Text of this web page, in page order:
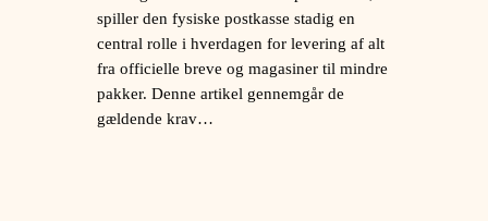
spiller den fysiske postkasse stadig en
central rolle i hverdagen for levering af alt
fra officielle breve og magasiner til mindre
pakker. Denne artikel gennemgår de
gældende krav…